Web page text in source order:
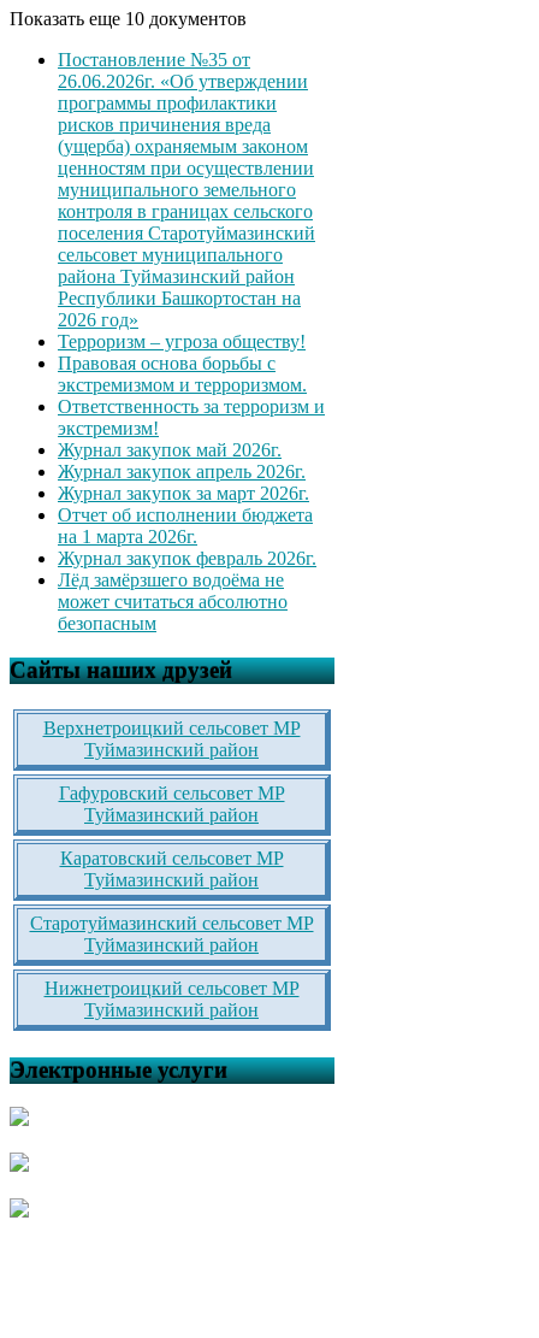
Показать еще 10 документов
Постановление №35 от
26.06.2026г. «Об утверждении
программы профилактики
рисков причинения вреда
(ущерба) охраняемым законом
ценностям при осуществлении
муниципального земельного
контроля в границах сельского
поселения Старотуймазинский
сельсовет муниципального
района Туймазинский район
Республики Башкортостан на
2026 год»
Терроризм – угроза обществу!
Правовая основа борьбы с
экстремизмом и терроризмом.
Ответственность за терроризм и
экстремизм!
Журнал закупок май 2026г.
Журнал закупок апрель 2026г.
Журнал закупок за март 2026г.
Отчет об исполнении бюджета
на 1 марта 2026г.
Журнал закупок февраль 2026г.
Лёд замёрзшего водоёма не
может считаться абсолютно
безопасным
Сайты наших друзей
Верхнетроицкий сельсовет МР
Туймазинский район
Гафуровский сельсовет МР
Туймазинский район
Каратовский сельсовет МР
Туймазинский район
Старотуймазинский сельсовет МР
Туймазинский район
Нижнетроицкий сельсовет МР
Туймазинский район
Электронные услуги